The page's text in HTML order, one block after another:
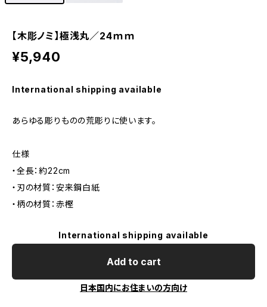
【木彫ノミ】極浅丸／24ｍｍ
¥5,940
International shipping available
あらゆる彫りものの荒彫りに使います。
仕様
・全長：約22cm
・刃の材質：安来鋼白紙
・柄の材質：赤樫
International shipping available
Add to cart
日本国内にお住まいの方向け